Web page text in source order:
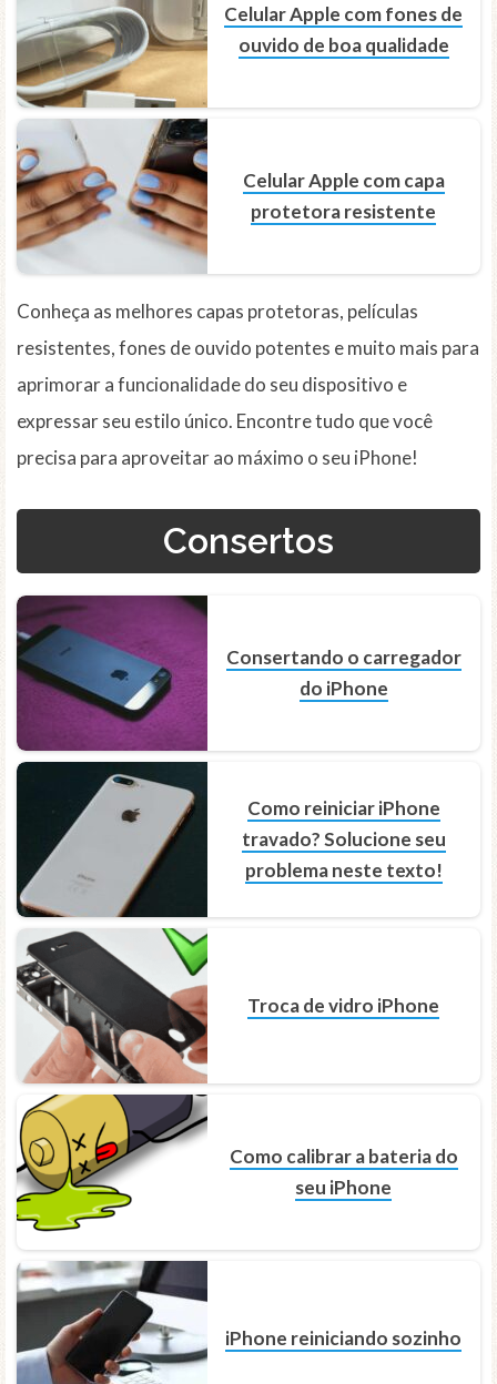
Celular Apple com fones de
ouvido de boa qualidade
Celular Apple com capa
protetora resistente
Conheça as melhores capas protetoras, películas
resistentes, fones de ouvido potentes e muito mais para
aprimorar a funcionalidade do seu dispositivo e
expressar seu estilo único. Encontre tudo que você
precisa para aproveitar ao máximo o seu iPhone!
Consertos
Consertando o carregador
do iPhone
Como reiniciar iPhone
travado? Solucione seu
problema neste texto!
Troca de vidro iPhone
Como calibrar a bateria do
seu iPhone
iPhone reiniciando sozinho